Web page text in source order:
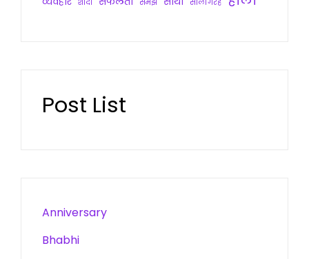
शादी समझ सालगिरह
Post List
Anniversary
Bhabhi